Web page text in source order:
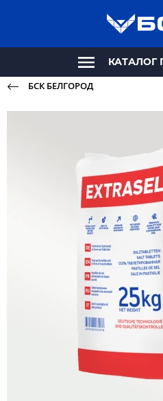
КАТАЛОГ
БСК БЕЛГОРОД